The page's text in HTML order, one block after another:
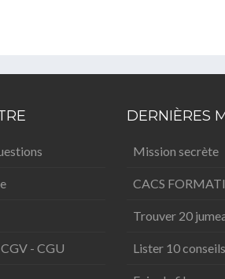
- CGU
DERNIÈRES
Mission secrète
CACS
Trouver 20
Lister 10